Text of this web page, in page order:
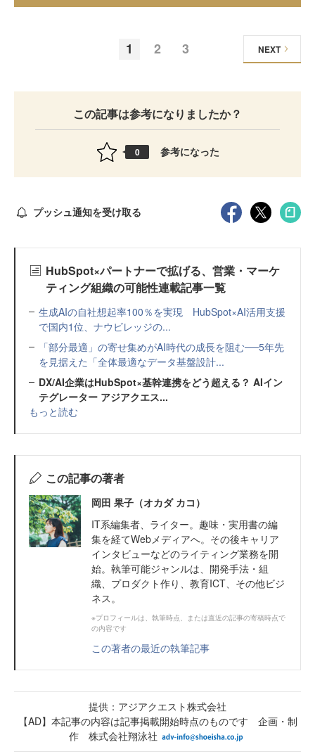
1 2 3 NEXT
この記事は参考になりましたか？
0 参考になった
プッシュ通知を受け取る
HubSpot×パートナーで拡げる、営業・マーケ
ティング組織の可能性連載記事一覧
生成AIの自社想起率100％を実現 HubSpot×AI活用支援
で国内1位、ナウビレッジの...
「部分最適」の寄せ集めがAI時代の成長を阻む──5年先
を見据えた「全体最適なデータ基盤設計...
DX/AI企業はHubSpot×基幹連携をどう超える？ AIイン
テグレーター アジアクエス...
もっと読む
この記事の著者
岡田 果子（オカダ カコ）
IT系編集者、ライター。趣味・実用書の編
集を経てWebメディアへ。その後キャリア
インタビューなどのライティング業務を開
始。執筆可能ジャンルは、開発手法・組
織、プロダクト作り、教育ICT、その他ビジ
ネス。
※プロフィールは、執筆時点、または直近の記事の寄稿時点で
の内容です
この著者の最近の執筆記事
提供：アジアクエスト株式会社
【AD】本記事の内容は記事掲載開始時点のものです 企画・制
作 株式会社翔泳社